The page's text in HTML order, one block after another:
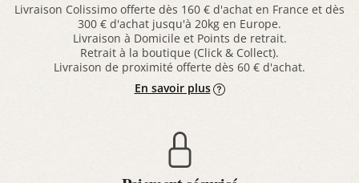
Livraison Colissimo offerte dès 160 € d'achat en France et dès
300 € d'achat jusqu'à 20kg en Europe.
Livraison à Domicile et Points de retrait.
Retrait à la boutique (Click & Collect).
Livraison de proximité offerte dès 60 € d'achat.
En savoir plus